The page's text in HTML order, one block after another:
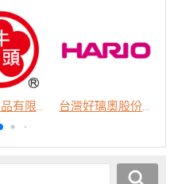
好帝一食品有限公司 台灣好璃奧股份有限公司